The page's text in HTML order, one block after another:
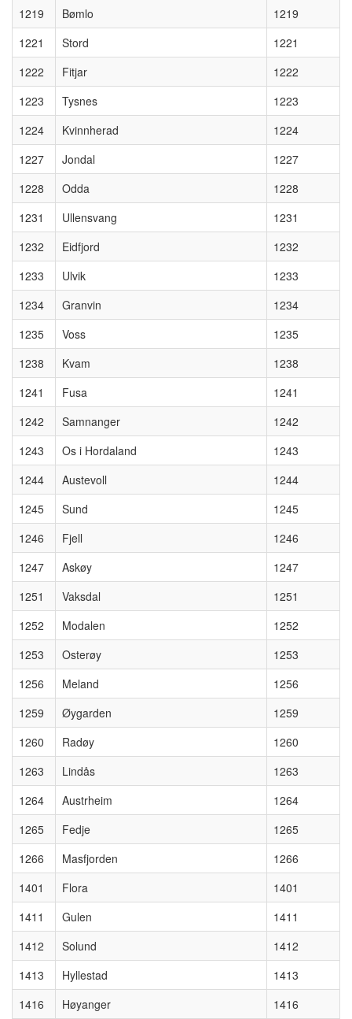
1219
Bømlo
1219
1221
Stord
1221
1222
Fitjar
1222
1223
Tysnes
1223
1224
Kvinnherad
1224
1227
Jondal
1227
1228
Odda
1228
1231
Ullensvang
1231
1232
Eidfjord
1232
1233
Ulvik
1233
1234
Granvin
1234
1235
Voss
1235
1238
Kvam
1238
1241
Fusa
1241
1242
Samnanger
1242
1243
Os i Hordaland
1243
1244
Austevoll
1244
1245
Sund
1245
1246
Fjell
1246
1247
Askøy
1247
1251
Vaksdal
1251
1252
Modalen
1252
1253
Osterøy
1253
1256
Meland
1256
1259
Øygarden
1259
1260
Radøy
1260
1263
Lindås
1263
1264
Austrheim
1264
1265
Fedje
1265
1266
Masfjorden
1266
1401
Flora
1401
1411
Gulen
1411
1412
Solund
1412
1413
Hyllestad
1413
1416
Høyanger 1416